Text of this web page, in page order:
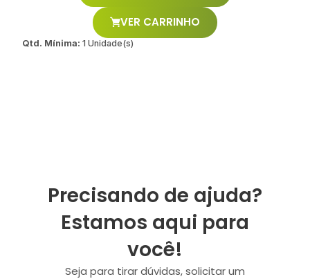
VER CARRINHO
Qtd. Mínima: 1 Unidade(s)
Precisando de ajuda?
Estamos aqui para
você!
Seja para tirar dúvidas, solicitar um